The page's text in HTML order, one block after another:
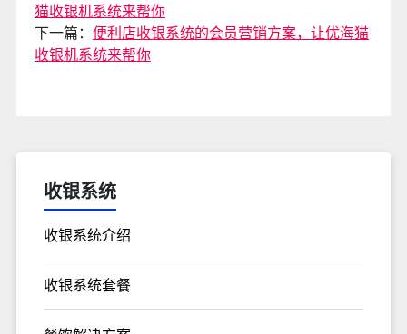
猫收银机系统来帮你
下一篇： 便利店收银系统的会员营销方案，让优海猫
收银机系统来帮你
收银系统
收银系统介绍
收银系统套餐